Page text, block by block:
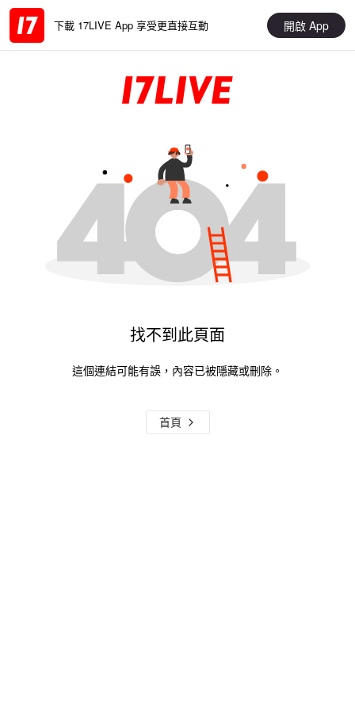
下載 17LIVE App 享受更直接互動 開啟 App
找不到此頁面
這個連結可能有誤，內容已被隱藏或刪除。
首頁